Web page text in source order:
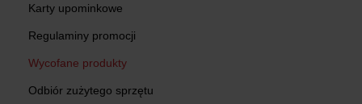
Karty upominkowe
Regulaminy promocji
Wycofane produkty
Odbiór zużytego sprzętu